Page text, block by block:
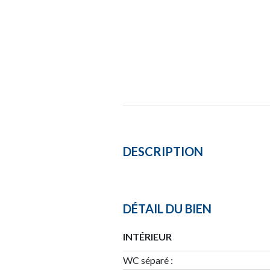
DESCRIPTION
DÉTAIL DU BIEN
INTÉRIEUR
WC séparé :